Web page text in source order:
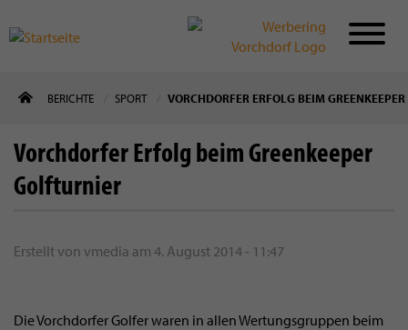
zum
BERICHTE SPORT VORCHDORFER ERFOLG BEIM
Vorchdorfer Erfolg beim Greenkeeper
Golfturnier
Erstellt von vmedia am 4. August 2014 - 11:47
Die Vorchdorfer Golfer waren in allen Wertungsgruppen beim